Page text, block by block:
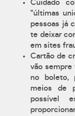
Cuidado
"últimas
pessoas já
te deixar
em sites
Cartão de
vão sempre
no boleto,
meios de
possível